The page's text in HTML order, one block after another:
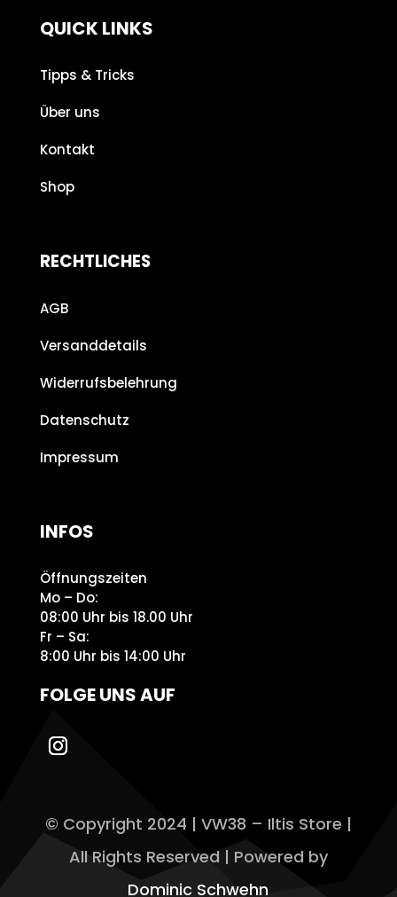
QUICK LINKS
Tipps & Tricks
Über uns
Kontakt
Shop
RECHTLICHES
AGB
Versanddetails
Widerrufsbelehrung
Datenschutz
Impressum
INFOS
Öffnungszeiten
Mo – Do:
08:00 Uhr bis 18.00 Uhr
Fr – Sa:
8:00 Uhr bis 14:00 Uhr
FOLGE UNS AUF
© Copyright 2024 | VW38 – Iltis Store |
All Rights Reserved | Powered by
Dominic Schwehn